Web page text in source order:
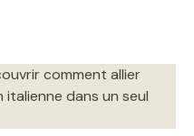
comment allier
dans un seul